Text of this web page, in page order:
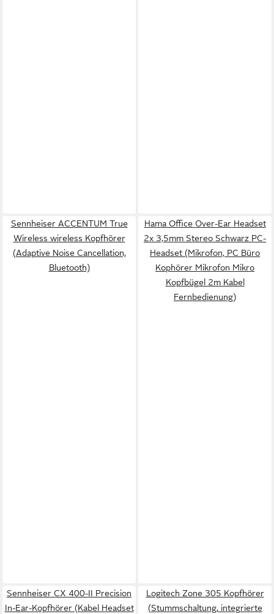
Sennheiser ACCENTUM True
Wireless wireless Kopfhörer
(Adaptive Noise Cancellation,
Bluetooth)
Hama Office Over-Ear Headset
2x 3,5mm Stereo Schwarz PC-
Headset (Mikrofon, PC Büro
Kophörer Mikrofon Mikro
Kopfbügel 2m Kabel
Fernbedienung)
Sennheiser CX 400-II Precision
In-Ear-Kopfhörer (Kabel Headset
Logitech Zone 305 Kopfhörer
(Stummschaltung, integrierte